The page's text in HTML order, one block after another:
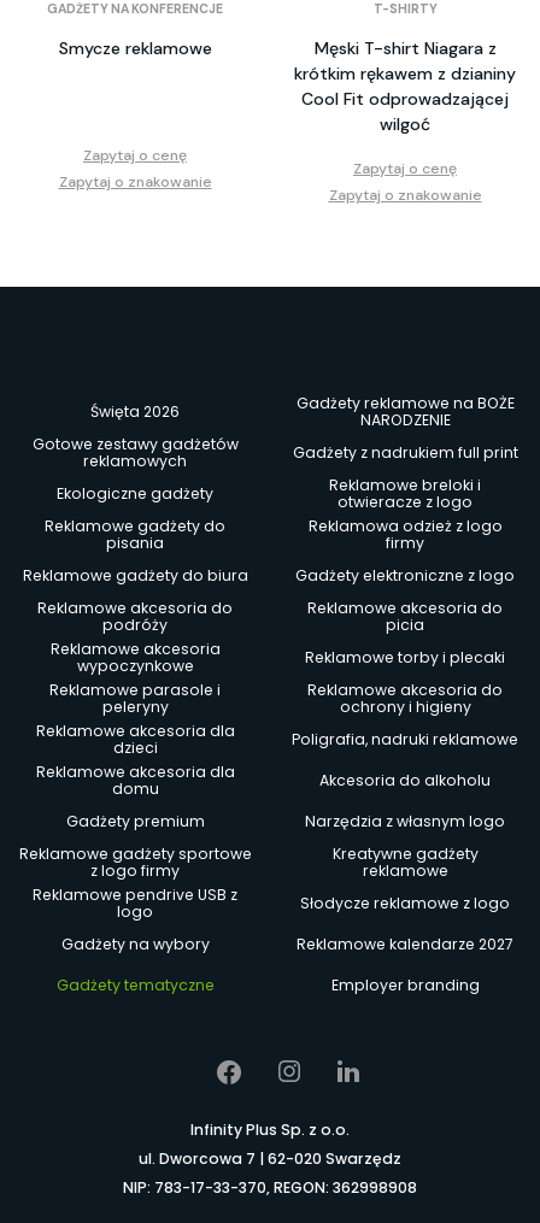
GADŻETY NA KONFERENCJE
Smycze reklamowe
Zapytaj o cenę
Zapytaj o znakowanie
T-SHIRTY
Męski T-shirt Niagara z
krótkim rękawem z dzianiny
Cool Fit odprowadzającej
wilgoć
Zapytaj o cenę
Zapytaj o znakowanie
Święta 2026
Gadżety reklamowe na BOŻE
NARODZENIE
Gotowe zestawy gadżetów
reklamowych
Gadżety z nadrukiem full print
Ekologiczne gadżety
Reklamowe breloki i
otwieracze z logo
Reklamowe gadżety do
pisania
Reklamowa odzież z logo
firmy
Reklamowe gadżety do biura
Gadżety elektroniczne z logo
Reklamowe akcesoria do
podróży
Reklamowe akcesoria do
picia
Reklamowe akcesoria
wypoczynkowe
Reklamowe torby i plecaki
Reklamowe parasole i
peleryny
Reklamowe akcesoria do
ochrony i higieny
Reklamowe akcesoria dla
dzieci
Poligrafia, nadruki reklamowe
Reklamowe akcesoria dla
domu
Akcesoria do alkoholu
Gadżety premium
Narzędzia z własnym logo
Reklamowe gadżety sportowe
z logo firmy
Kreatywne gadżety
reklamowe
Reklamowe pendrive USB z
logo
Słodycze reklamowe z logo
Gadżety na wybory
Reklamowe kalendarze 2027
Gadżety tematyczne
Employer branding
Infinity Plus Sp. z o.o.
ul. Dworcowa 7 | 62-020 Swarzędz
NIP: 783-17-33-370, REGON: 362998908